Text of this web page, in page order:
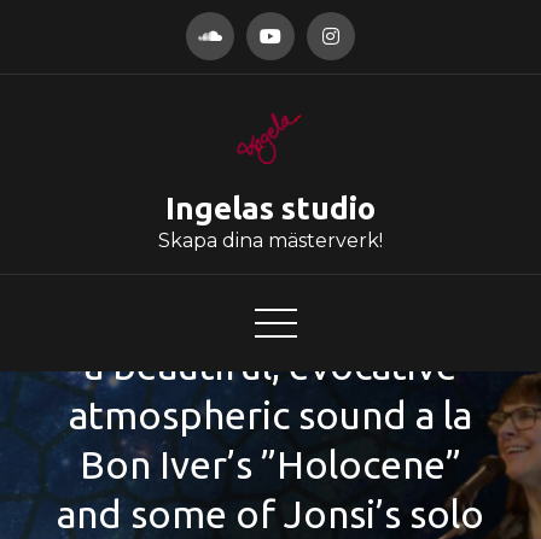
Ingelas studio
Skapa dina mästerverk!
Yes, I think this would
work for film & TV. It has
a beautiful, evocative
atmospheric sound a la
Bon Iver’s ”Holocene”
and some of Jonsi’s solo